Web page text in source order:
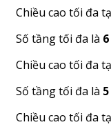
Chiều cao tối đa
Số tầng tối đa là
Chiều cao tối đa
Số tầng tối đa là
Chiều cao tối đa